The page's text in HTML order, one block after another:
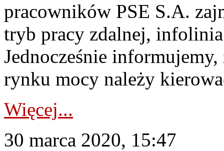
pracowników PSE S.A.
tryb pracy zdalnej,
Jednocześnie
rynku mocy należy
Więcej...
30 marca 2020, 15:47